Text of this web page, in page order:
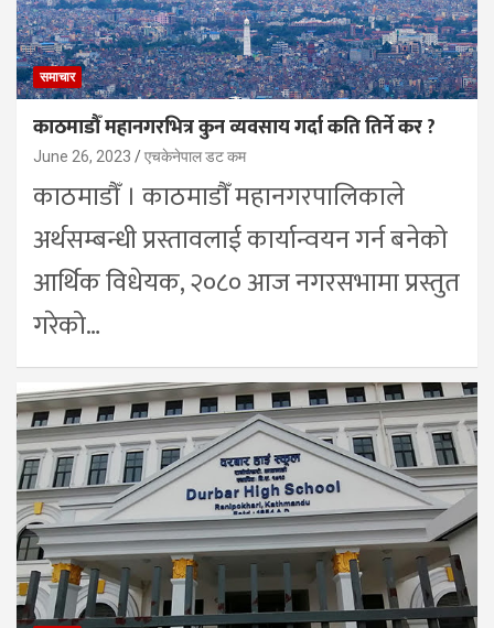
समाचार
काठमाडौँ महानगरभित्र कुन व्यवसाय गर्दा कति तिर्ने कर ?
June 26, 2023 एचकेनेपाल डट कम
काठमाडौँ । काठमाडौँ महानगरपालिकाले
अर्थसम्बन्धी प्रस्तावलाई कार्यान्वयन गर्न बनेको
आर्थिक विधेयक, २०८० आज नगरसभामा प्रस्तुत
गरेको…